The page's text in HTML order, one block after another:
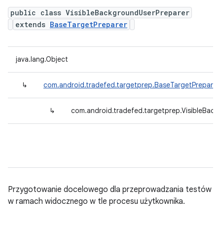
public class VisibleBackgroundUserPreparer
extends BaseTargetPreparer
java.lang.Object
↳ com.android.tradefed.targetprep.BaseTargetPreparer
↳
Przygotowanie docelowego dla przeprowadzania testów
w ramach widocznego w tle procesu użytkownika.